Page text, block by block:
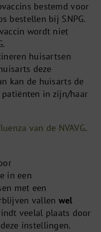
bestemd voor
bestellen bij SNPG.
wordt niet
huisartsen
deze
kan de huisarts de
in zijn/haar
van de NVAVG.
in een
met een
vallen wel
veelal plaats door
instellingen.